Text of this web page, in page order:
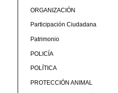
ORGANIZACIÓN
Participación Ciudadana
Patrimonio
POLICÍA
POLÍTICA
PROTECCIÓN ANIMAL